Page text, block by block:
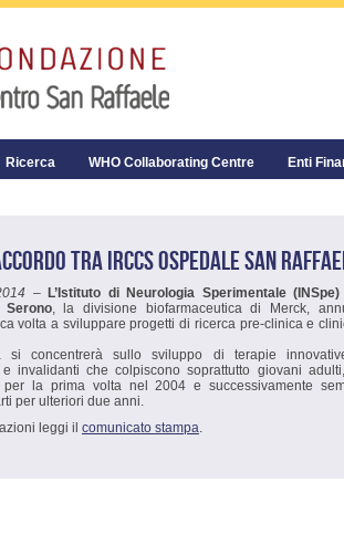
Ricerca WHO Collaborating Centre Enti
TRA IRCCS OSPEDALE SAN
– L’Istituto di Neurologia Sperimentale
Serono, la divisione biofarmaceutica di Merck,
volta a sviluppare progetti di ricerca pre-clinica e
si concentrerà sullo sviluppo di terapie
invalidanti che colpiscono soprattutto giovani
per la prima volta nel 2004 e successivamente
per ulteriori due anni.
leggi il comunicato stampa.